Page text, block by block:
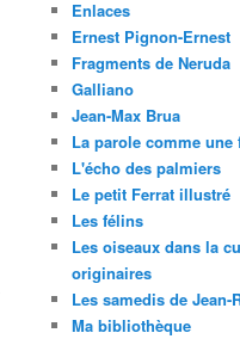
Enlaces
Ernest Pignon-Ernest
Fragments de Neruda
Galliano
Jean-Max Brua
La parole comme une
L'écho des palmiers
Le petit Ferrat illustré
Les félins
Les oiseaux dans la
originaires
Les samedis de Jean-
Ma bibliothèque